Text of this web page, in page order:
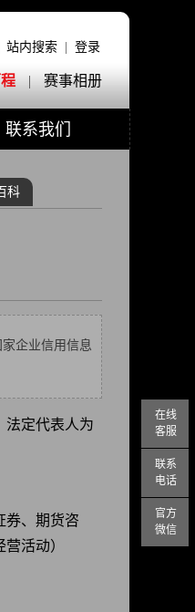
在线
客服
联系
电话
官方
微信
站内搜索 登录
| 赛事相册
联系我们
科
家企业信用信息
法定代表人为
券、期货咨
活动）